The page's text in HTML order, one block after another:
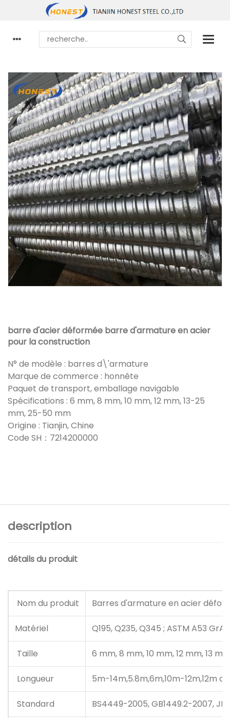
barre d'acier déformée barre d'armature en acier
pour la construction
N° de modèle : barres d\'armature
Marque de commerce : honnête
Paquet de transport, emballage navigable
Spécifications : 6 mm, 8 mm, 10 mm, 12 mm, 13-25
mm, 25-50 mm
Origine : Tianjin, Chine
Code SH：7214200000
description
détails du produit
Nom du produit Barres d'armature en acier
Matériel Q195, Q235, Q345 ; ASTM A53 GrA,
Taille 6 mm, 8 mm, 10 mm, 12 mm, 13
Longueur 5m-14m,5.8m,6m,10m-12m,12m
Standard BS4449-2005, GB1449.2-2007,